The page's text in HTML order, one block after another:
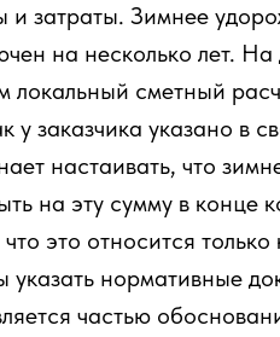
и затраты. Зимнее
на несколько лет.
локальный сметный
у заказчика указано в
настаивать, что
на эту сумму в конце
это относится
нормативные
частью